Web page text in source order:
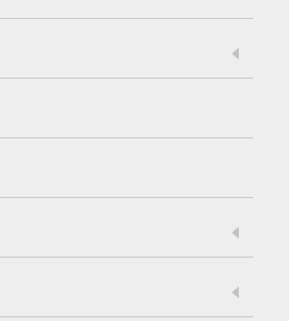
り
動物実験をしない
Baby Kids
） Oral care（オーラルケア）
（定期便）